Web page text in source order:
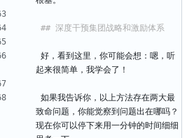
好，看到这里，你可能会想：嗯，听
起来很简单，我学会了！
如果我告诉你，以上方法存在两大最
致命问题，你能觉察到问题出在哪吗？
现在你可以停下来用一分钟的时间细细